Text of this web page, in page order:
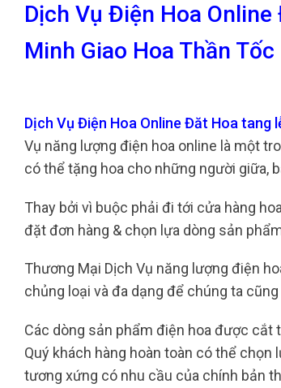
Dịch Vụ Điện Hoa
Minh Giao Hoa Thần Tốc
Dịch Vụ Điện Hoa Online Đăt Hoa tang
Vụ năng lượng điện hoa online là một
có thể tặng hoa cho những người giữa,
Thay bởi vì buộc phải đi tới cửa hàng
đặt đơn hàng & chọn lựa dòng sản
Thương Mại Dịch Vụ năng lượng điện
chủng loại và đa dạng để chúng ta
Các dòng sản phẩm điện hoa được cắt
Quý khách hàng hoàn toàn có thể
tương xứng có nhu cầu của chính bản